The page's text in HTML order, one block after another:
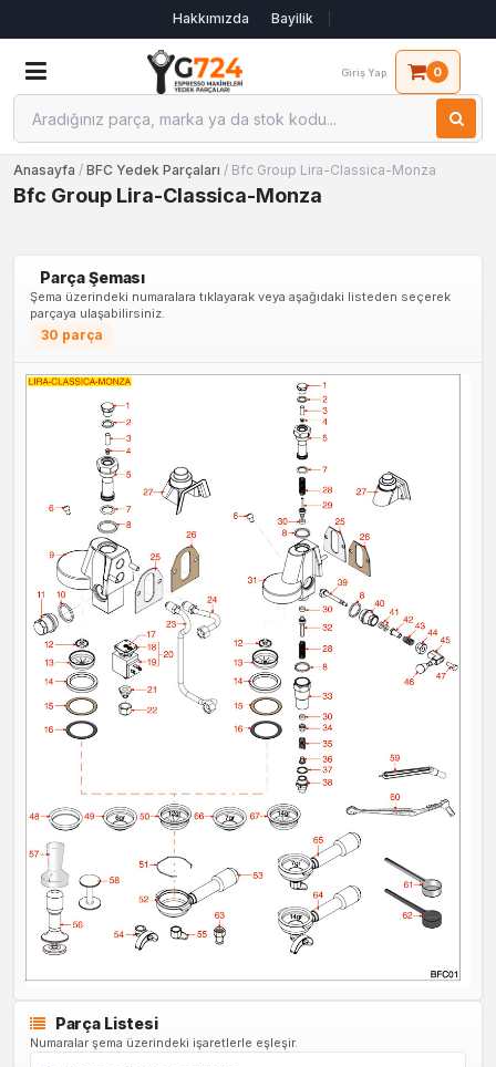
Hakkımızda Bayilik
Giriş Yap 0
Anasayfa / BFC Yedek Parçaları / Bfc Group Lira-Classica-Monza
Bfc Group Lira-Classica-Monza
Parça Şeması
Şema üzerindeki numaralara tıklayarak veya aşağıdaki listeden seçerek
parçaya ulaşabilirsiniz.
30 parça
Parça Listesi
Numaralar şema üzerindeki işaretlerle eşleşir.